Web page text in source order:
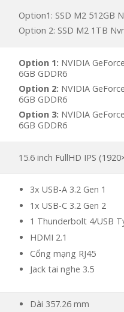
Option1: SSD M2 512GB
Option 2: SSD M2 1TB
Option 1: NVIDIA
6GB GDDR6
Option 2: NVIDIA
6GB GDDR6
Option 3: NVIDIA
6GB GDDR6
15.6 inch FullHD IPS
3x USB-A 3.2 Gen 1
1x USB-C 3.2 Gen 2
1 Thunderbolt 4/USB
HDMI 2.1
Cổng mạng RJ45
Jack tai nghe 3.5
Dài 357.26 mm